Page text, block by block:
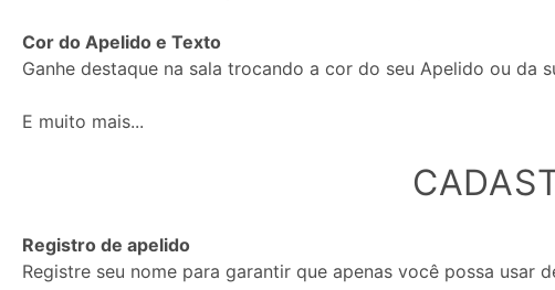
de
Janela
Cor do Apelido e Texto
Ganhe destaque na sala trocando a cor do seu Apelido ou da
E muito mais...
Registro de apelido
Registre seu nome para garantir que apenas você possa usar